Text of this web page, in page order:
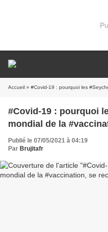
Accueil » #Covid-19 : pourquoi les
#Covid-19 : pourquoi
mondial de la
Publié le 07/05/2021 à 04:19
Par Brujitafr